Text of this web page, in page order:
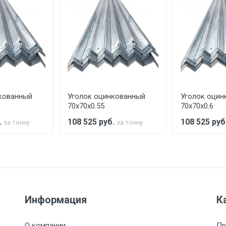
в размере, установленном поставщиком.
обязан обеспечить подъезные пути для
индивидуально.
за тонну
Уголок оцинкованный
70х70х0.55
108 525 руб. за тонну
Уголок
70х70х0.6
108 525
Информация